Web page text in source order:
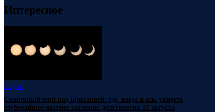
Интересное
Наука
Солнечный серп над Британией: где, когда и как увидеть
глубочайшее частное затмение десятилетия 12 августа